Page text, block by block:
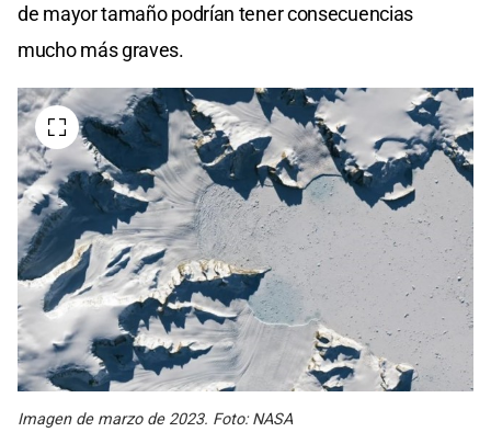
de mayor tamaño podrían tener consecuencias
mucho más graves.
Imagen de marzo de 2023. Foto: NASA